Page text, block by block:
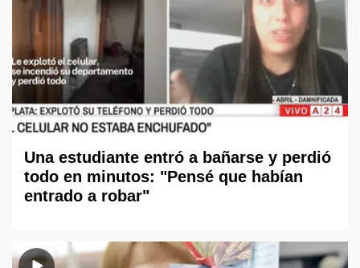
Una estudiante entró a bañarse y perdió
todo en minutos: "Pensé que habían
entrado a robar"